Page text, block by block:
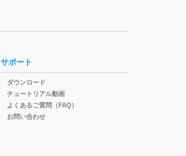
サポート
ダウンロード
チュートリアル動画
よくあるご質問（FAQ）
お問い合わせ